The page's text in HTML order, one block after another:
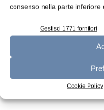
consenso nella parte inferiore
Gestisci 1771 fornitori
Cookie Policy
n.6 -
Edicola Web